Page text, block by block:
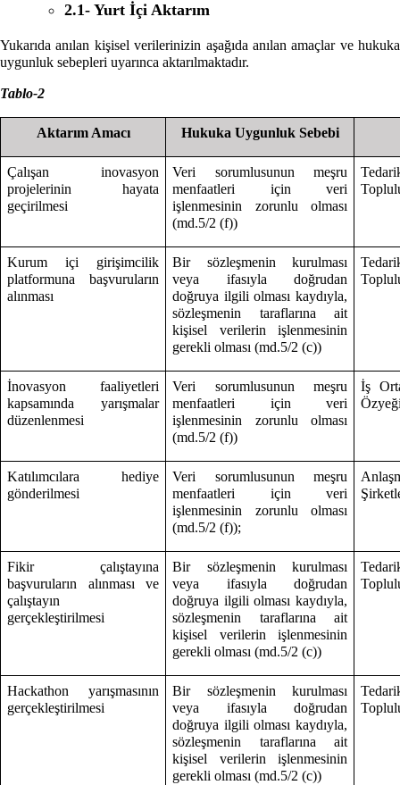
2.1- Yurt İçi Aktarım
Yukarıda anılan kişisel verilerinizin aşağıda anılan amaçlar ve hukuka
uygunluk sebepleri uyarınca aktarılmaktadır.
Tablo-2
Aktarım Amacı Hukuka Uygunluk Sebebi
Çalışan inovasyon
projelerinin hayata
geçirilmesi
Veri sorumlusunun meşru
menfaatleri için veri
işlenmesinin zorunlu olması
(md.5/2 (f))
Kurum içi girişimcilik
platformuna başvuruların
alınması
Bir sözleşmenin kurulması
veya ifasıyla doğrudan
doğruya ilgili olması kaydıyla,
sözleşmenin taraflarına ait
kişisel verilerin işlenmesinin
gerekli olması (md.5/2 (c))
İnovasyon faaliyetleri
kapsamında yarışmalar
düzenlenmesi
Veri sorumlusunun meşru
menfaatleri için veri
işlenmesinin zorunlu olması
(md.5/2 (f))
İş
Katılımcılara hediye
gönderilmesi
Veri sorumlusunun meşru
menfaatleri için veri
işlenmesinin zorunlu olması
(md.5/2 (f));
Fikir çalıştayına
başvuruların alınması ve
çalıştayın
gerçekleştirilmesi
Bir sözleşmenin kurulması
veya ifasıyla doğrudan
doğruya ilgili olması kaydıyla,
sözleşmenin taraflarına ait
kişisel verilerin işlenmesinin
gerekli olması (md.5/2 (c))
Hackathon yarışmasının
gerçekleştirilmesi
Bir sözleşmenin kurulması
veya ifasıyla doğrudan
doğruya ilgili olması kaydıyla,
sözleşmenin taraflarına ait
kişisel verilerin işlenmesinin
gerekli olması (md.5/2 (c))